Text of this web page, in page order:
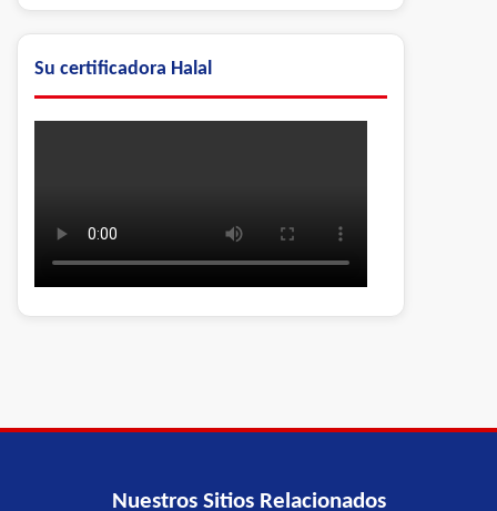
Su certificadora Halal
Nuestros Sitios Relacionados